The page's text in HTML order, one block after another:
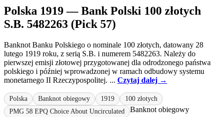
Polska 1919 — Bank Polski 100 złotych
S.B. 5482263 (Pick 57)
Banknot Banku Polskiego o nominale 100 złotych, datowany 28
lutego 1919 roku, z serią S.B. i numerem 5482263. Należy do
pierwszej emisji złotowej przygotowanej dla odrodzonego państwa
polskiego i później wprowadzonej w ramach odbudowy systemu
monetarnego II Rzeczypospolitej. ... Czytaj dalej →
Polska Banknot obiegowy 1919
100 złotych
PMG 58 EPQ Choice About Uncirculated
Banknot obiegowy